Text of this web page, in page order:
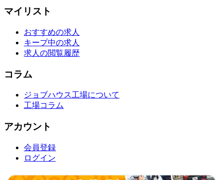
マイリスト
おすすめの求人
キープ中の求人
求人の閲覧履歴
コラム
ジョブハウス工場について
工場コラム
アカウント
会員登録
ログイン